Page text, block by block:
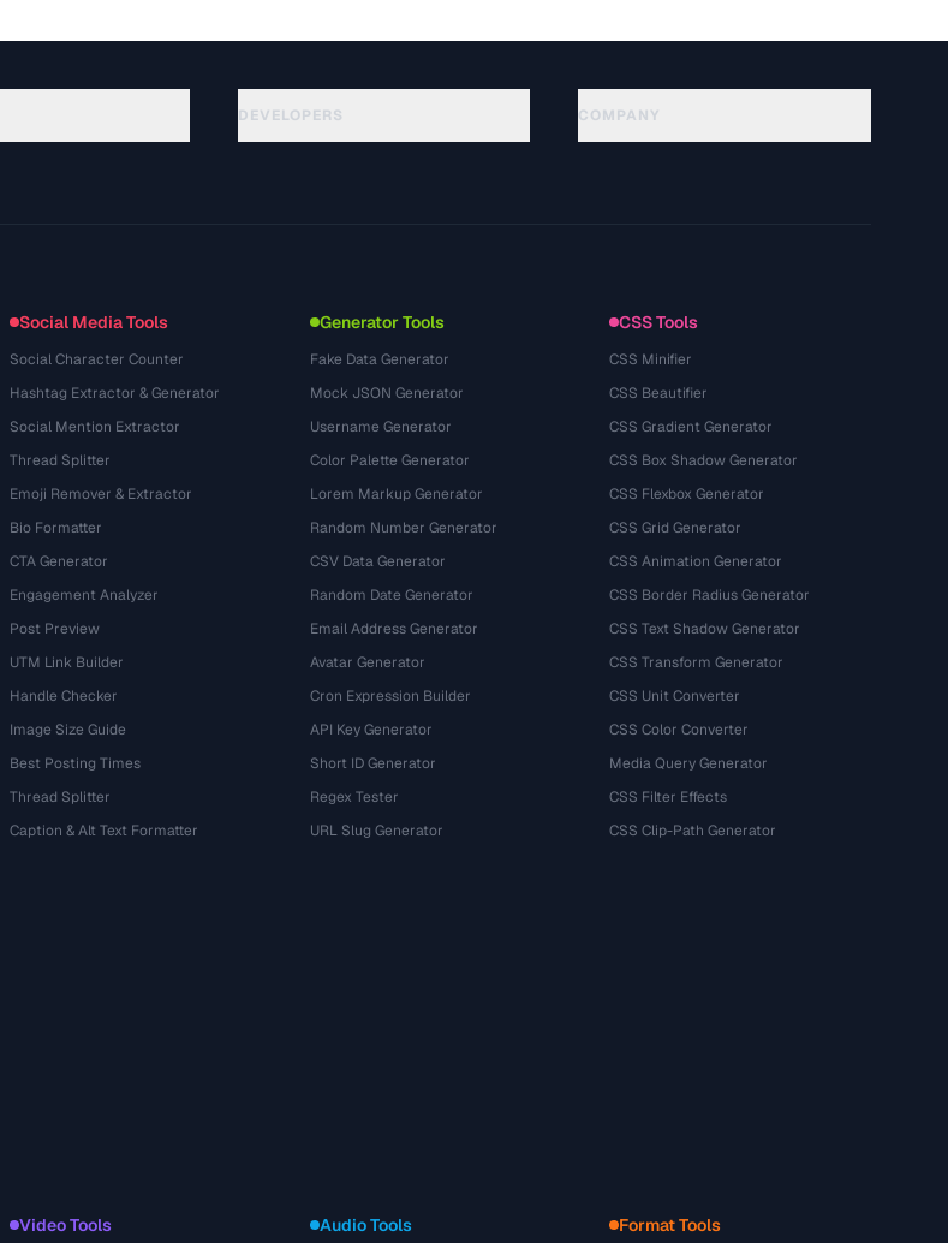
DEVELOPERS COMPANY
Social Media Tools
Social Character Counter
Hashtag Extractor & Generator
Social Mention Extractor
Thread Splitter
Emoji Remover & Extractor
Bio Formatter
CTA Generator
Engagement Analyzer
Post Preview
UTM Link Builder
Handle Checker
Image Size Guide
Best Posting Times
Thread Splitter
Caption & Alt Text Formatter
Generator Tools
Fake Data Generator
Mock JSON Generator
Username Generator
Color Palette Generator
Lorem Markup Generator
Random Number Generator
CSV Data Generator
Random Date Generator
Email Address Generator
Avatar Generator
Cron Expression Builder
API Key Generator
Short ID Generator
Regex Tester
URL Slug Generator
CSS Tools
CSS Minifier
CSS Beautifier
CSS Gradient Generator
CSS Box Shadow Generator
CSS Flexbox Generator
CSS Grid Generator
CSS Animation Generator
CSS Border Radius Generator
CSS Text Shadow Generator
CSS Transform Generator
CSS Unit Converter
CSS Color Converter
Media Query Generator
CSS Filter Effects
CSS Clip-Path Generator
Video Tools Audio Tools Format Tools